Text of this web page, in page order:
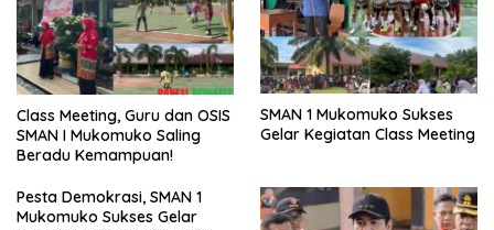
Class Meeting, Guru dan OSIS
SMAN I Mukomuko Saling
Beradu Kemampuan!
SMAN 1 Mukomuko Sukses
Gelar Kegiatan Class Meeting
Pesta Demokrasi, SMAN 1
Mukomuko Sukses Gelar